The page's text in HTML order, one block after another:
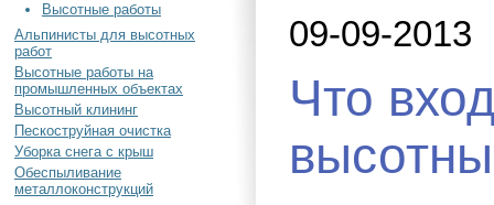
Высотные работы
Альпинисты для высотных
работ
Высотные работы на
промышленных объектах
Высотный клининг
Пескоструйная очистка
Уборка снега с крыш
Обеспыливание
металлоконструкций
09-09-2013
Что